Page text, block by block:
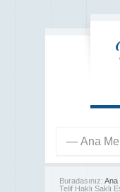
Buradasınız: Ana
Telif Haklı Saklı